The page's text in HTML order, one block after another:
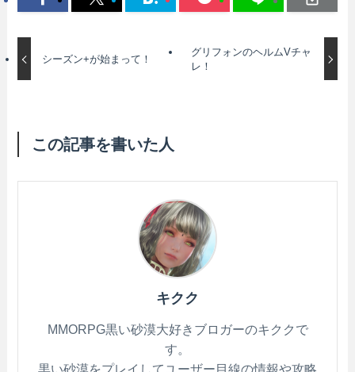
シーズン+が始まって！
グリフォンのヘルムVチャ
レ！
この記事を書いた人
キクク
MMORPG黒い砂漠大好きブロガーのキククで
す。